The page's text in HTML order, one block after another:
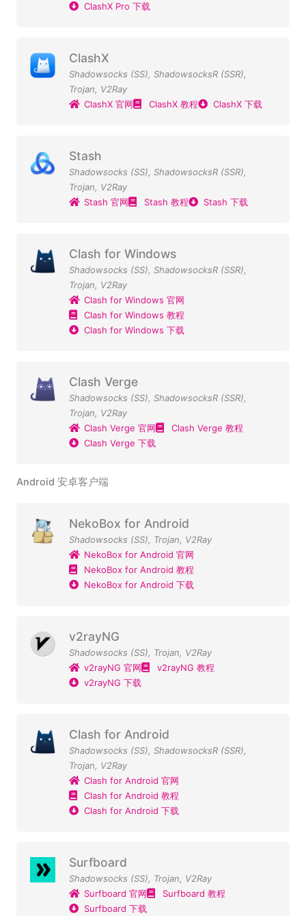
ClashX Pro 下载
ClashX
Shadowsocks (SS), ShadowsocksR (SSR),
Trojan, V2Ray
ClashX 官网
ClashX 教程 ClashX 下载
Stash
Shadowsocks (SS), ShadowsocksR (SSR),
Trojan, V2Ray
Stash 官网
Stash 教程 Stash 下载
Clash for Windows
Shadowsocks (SS), ShadowsocksR (SSR),
Trojan, V2Ray
Clash for Windows 官网
Clash for Windows 教程
Clash for Windows 下载
Clash Verge
Shadowsocks (SS), ShadowsocksR (SSR),
Trojan, V2Ray
Clash Verge 官网
Clash Verge 教程
Clash Verge 下载
Android 安卓客户端
NekoBox for Android
Shadowsocks (SS), Trojan, V2Ray
NekoBox for Android 官网
NekoBox for Android 教程
NekoBox for Android 下载
v2rayNG
Shadowsocks (SS), Trojan, V2Ray
v2rayNG 官网
v2rayNG 教程
v2rayNG 下载
Clash for Android
Shadowsocks (SS), ShadowsocksR (SSR),
Trojan, V2Ray
Clash for Android 官网
Clash for Android 教程
Clash for Android 下载
Surfboard
Shadowsocks (SS), Trojan, V2Ray
Surfboard 官网
Surfboard 教程
Surfboard 下载